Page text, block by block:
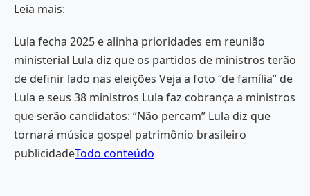
Leia mais:
Lula fecha 2025 e alinha prioridades em reunião
ministerial Lula diz que os partidos de ministros terão
de definir lado nas eleições Veja a foto “de família” de
Lula e seus 38 ministros Lula faz cobrança a ministros
que serão candidatos: “Não percam” Lula diz que
tornará música gospel patrimônio brasileiro
publicidadeTodo conteúdo